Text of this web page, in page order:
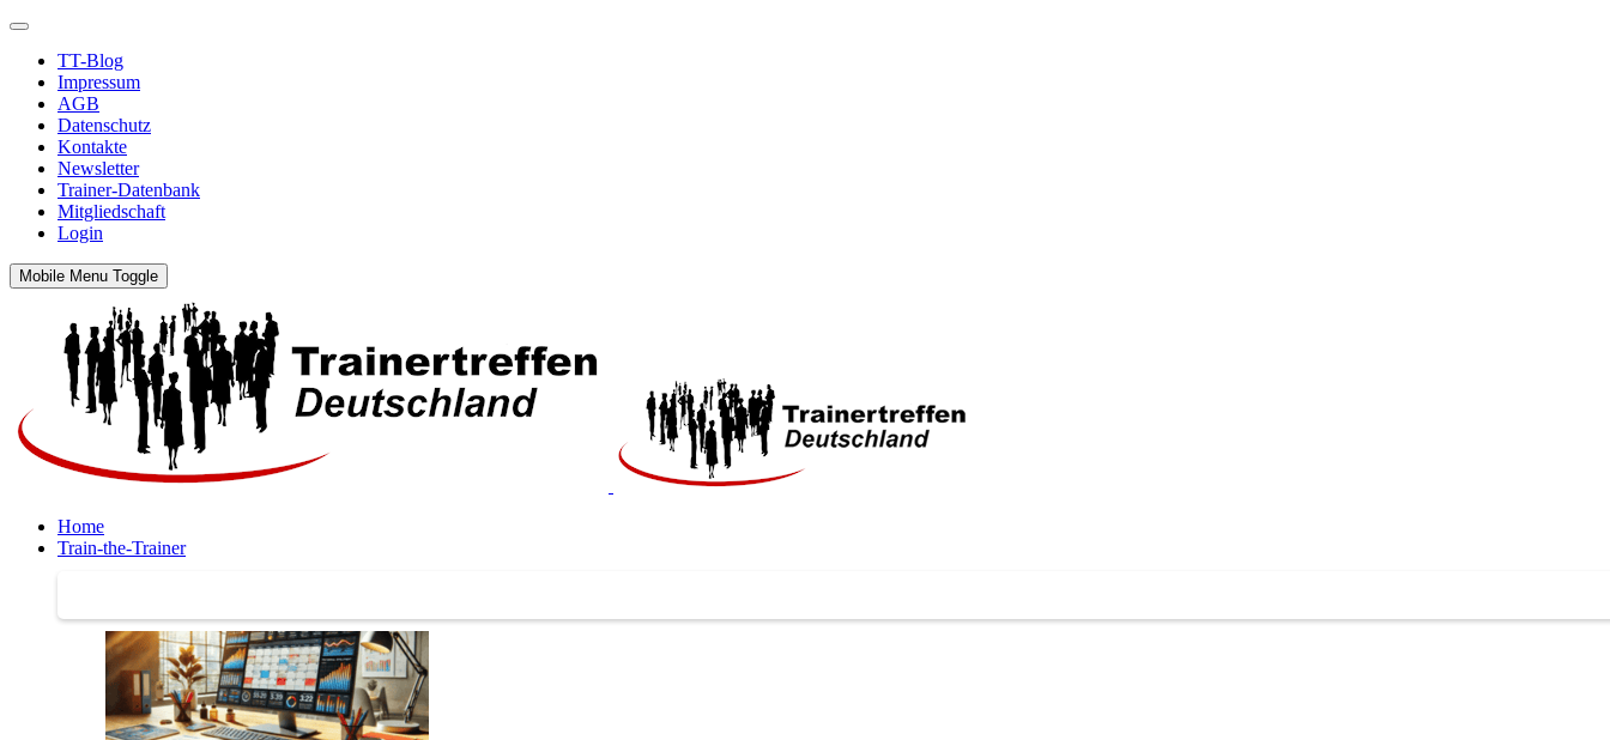
TT-Blog
Impressum
AGB
Datenschutz
Kontakte
Newsletter
Trainer-Datenbank
Mitgliedschaft
Login
Mobile Menu Toggle
Home
Train-the-Trainer